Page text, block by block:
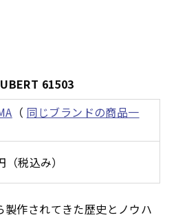
61503
（ 同じブランドの商品一
税込み）
作されてきた歴史とノウハ